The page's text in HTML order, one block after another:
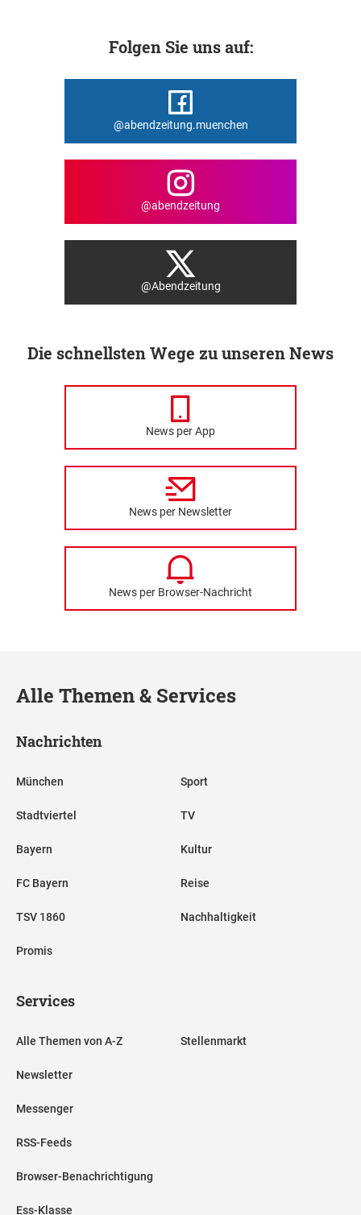
Folgen Sie uns auf:
@abendzeitung.muenchen
@abendzeitung
@Abendzeitung
Die schnellsten Wege zu unseren News
News per App
News per Newsletter
News per Browser-Nachricht
Alle Themen & Services
Nachrichten
München
Stadtviertel
Bayern
FC Bayern
TSV 1860
Promis
Sport
TV
Kultur
Reise
Nachhaltigkeit
Services
Alle Themen von A-Z
Newsletter
Messenger
RSS-Feeds
Browser-Benachrichtigung
Ess-Klasse
Stellenmarkt